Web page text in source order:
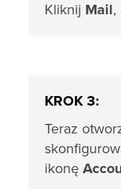
Kliknij Mail,
KROK 3:
Teraz
ikonę